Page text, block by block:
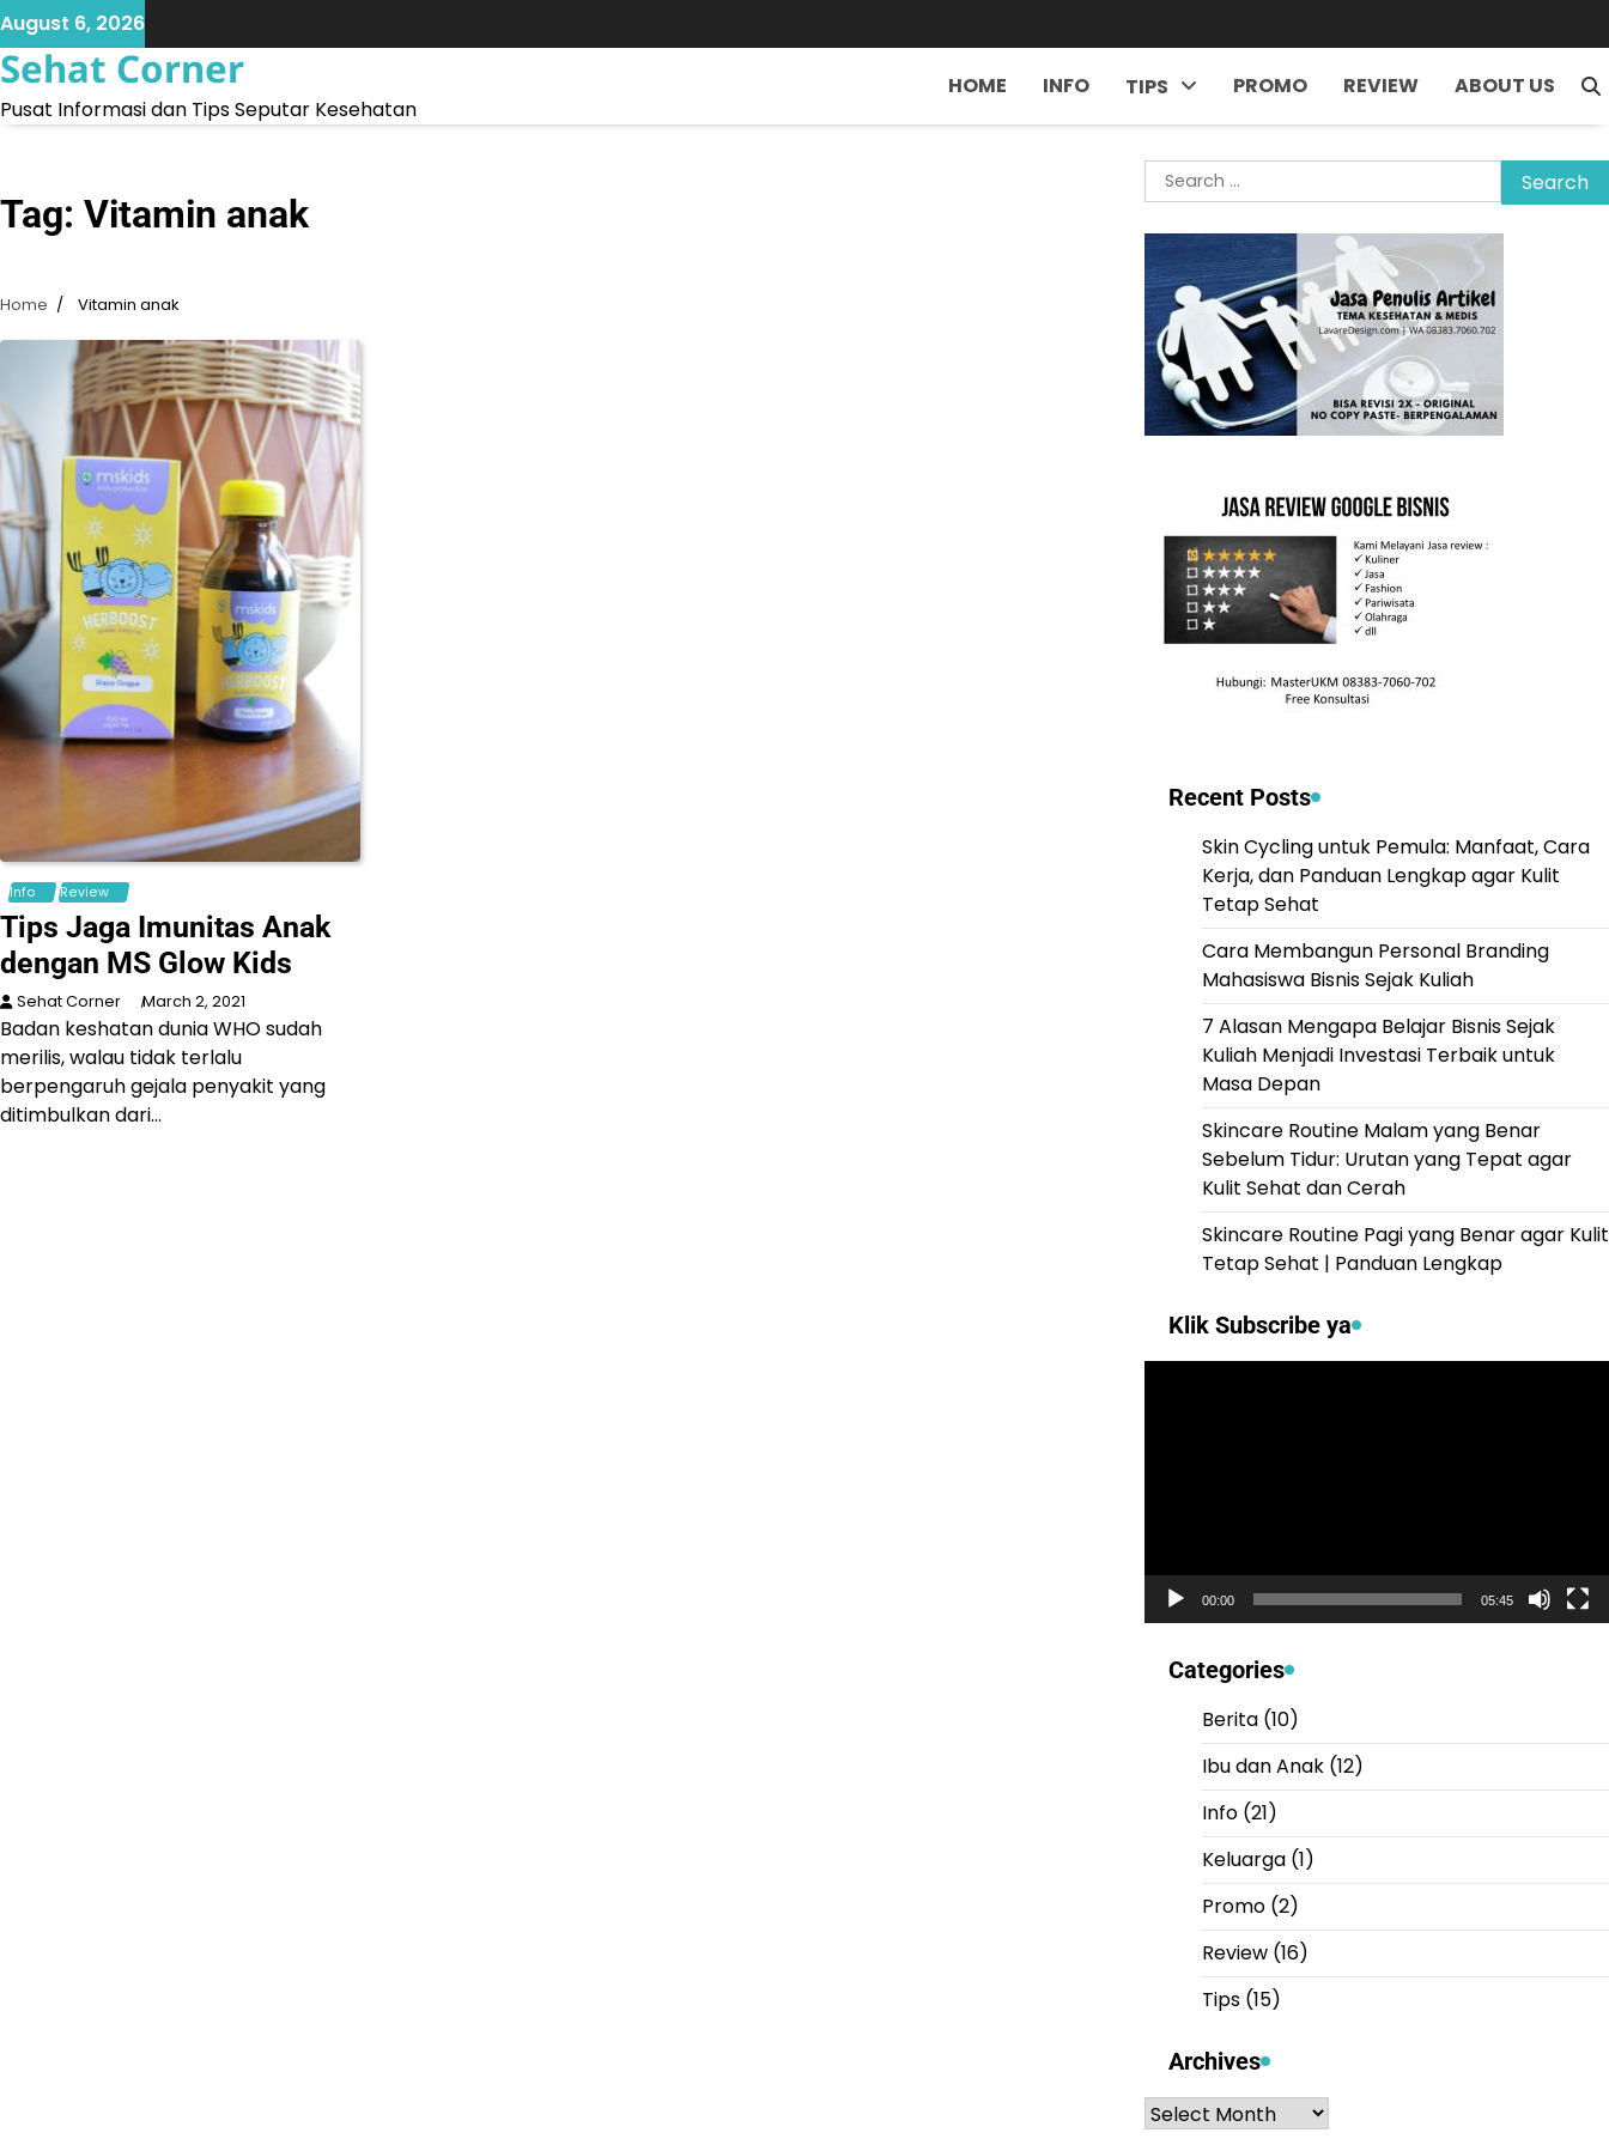
Skip
to
content
August 6, 2026
Sehat Corner
Pusat Informasi dan Tips Seputar Kesehatan
HOME INFO TIPS PROMO REVIEW ABOUT US
Tag: Vitamin anak
Home Vitamin anak
Info Review
Tips Jaga Imunitas Anak
dengan MS Glow Kids
Sehat Corner March 2, 2021
Badan keshatan dunia WHO sudah
merilis, walau tidak terlalu
berpengaruh gejala penyakit yang
ditimbulkan dari…
Search
for:
Recent Posts
Skin Cycling untuk Pemula: Manfaat, Cara
Kerja, dan Panduan Lengkap agar Kulit
Tetap Sehat
Cara Membangun Personal Branding
Mahasiswa Bisnis Sejak Kuliah
7 Alasan Mengapa Belajar Bisnis Sejak
Kuliah Menjadi Investasi Terbaik untuk
Masa Depan
Skincare Routine Malam yang Benar
Sebelum Tidur: Urutan yang Tepat agar
Kulit Sehat dan Cerah
Skincare Routine Pagi yang Benar agar Kulit
Tetap Sehat | Panduan Lengkap
Klik Subscribe ya
00:00 05:45
Categories
Berita(10)
Ibu dan Anak(12)
Info(21)
Keluarga(1)
Promo(2)
Review(16)
Tips(15)
Archives
Archives